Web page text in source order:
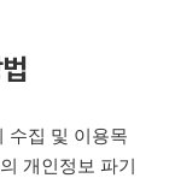
수집 및 이용목
개인정보 파기